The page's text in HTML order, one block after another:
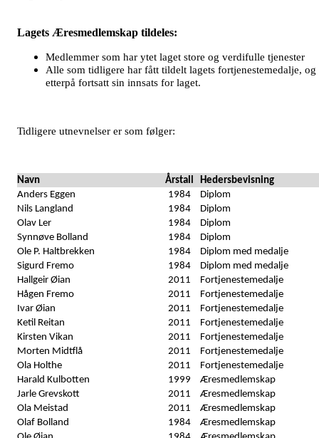
Lagets Æresmedlemskap tildeles:
Medlemmer som har ytet laget store og verdifulle tjenester
Alle som tidligere har fått tildelt lagets fortjenestemedalje, og
etterpå fortsatt sin innsats for laget.
Tidligere utnevnelser er som følger:
Navn Årstall
Hedersbevisning
Anders Eggen
1984
Diplom
Nils Langland
1984
Diplom
Olav Ler
1984
Diplom
Synnøve Bolland
1984
Diplom
Ole P. Haltbrekken
1984
Diplom med medalje
Sigurd Fremo
1984
Diplom med medalje
Hallgeir Øian
2011
Fortjenestemedalje
Hågen Fremo
2011
Fortjenestemedalje
Ivar Øian
2011
Fortjenestemedalje
Ketil Reitan
2011
Fortjenestemedalje
Kirsten Vikan
2011
Fortjenestemedalje
Morten Midtflå
2011
Fortjenestemedalje
Ola Holthe
2011
Fortjenestemedalje
Harald Kulbotten
1999
Æresmedlemskap
Jarle Grevskott
2011
Æresmedlemskap
Ola Meistad
2011
Æresmedlemskap
Olaf Bolland
1984
Æresmedlemskap